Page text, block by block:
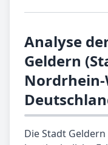
Analyse
Geldern
Die Stadt